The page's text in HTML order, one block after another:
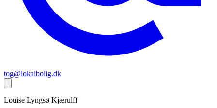
tog@lokalbolig.dk
Louise Lyngsø Kjærulff